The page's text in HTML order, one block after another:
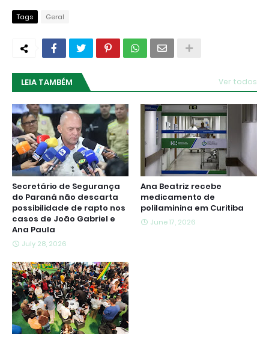
Tags Geral
LEIA TAMBÉM Ver todos
Secretário de Segurança
do Paraná não descarta
possibilidade de rapto nos
casos de João Gabriel e
Ana Paula
July 28, 2026
Ana Beatriz recebe
medicamento de
polilaminina em Curitiba
June 17, 2026